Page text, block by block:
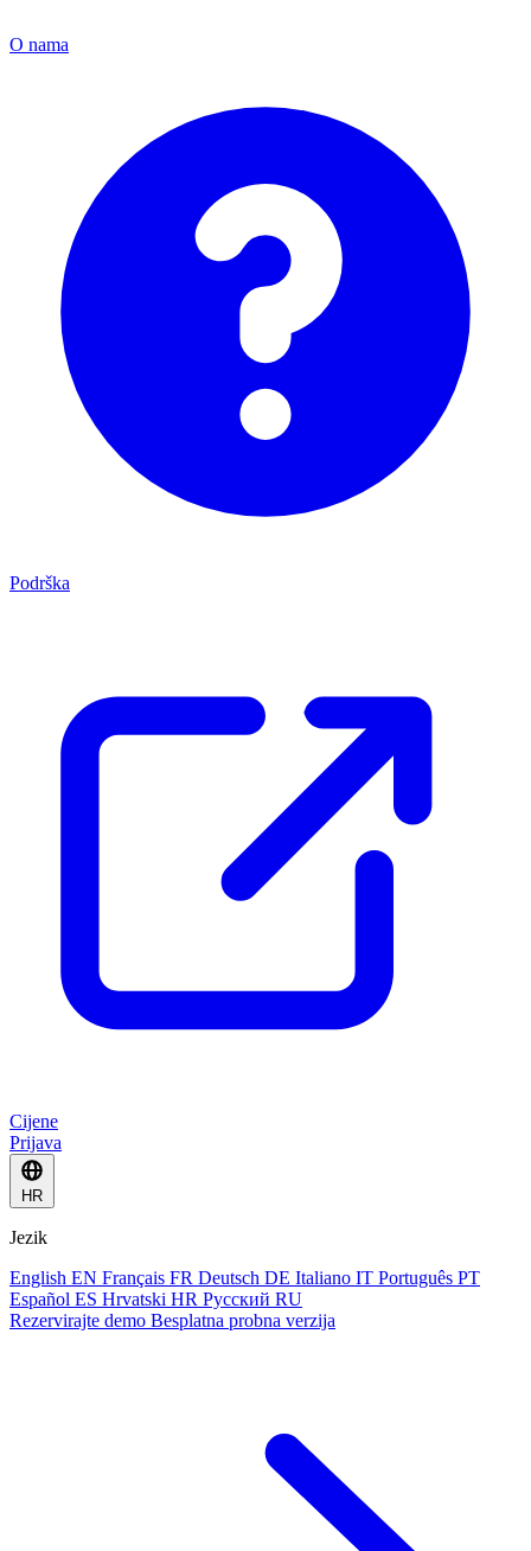
O nama
Podrška
Cijene
Prijava
HR
Jezik
English EN Français FR Deutsch DE Italiano IT Português PT
Español ES Hrvatski HR Русский RU
Rezervirajte demo Besplatna probna verzija